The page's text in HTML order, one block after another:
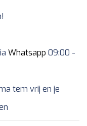
Whatsapp 09:00 -
tem vrij en je